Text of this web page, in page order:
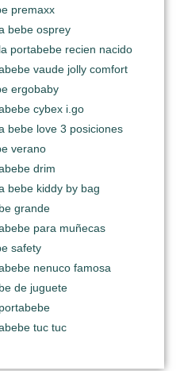
premaxx
bebe osprey
portabebe recien nacido
vaude jolly comfort
ergobaby
cybex i.go
bebe love 3 posiciones
verano
drim
bebe kiddy by bag
grande
para muñecas
safety
nenuco famosa
de juguete
tuc tuc